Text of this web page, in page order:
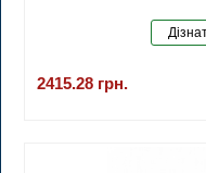
2415.28 грн.